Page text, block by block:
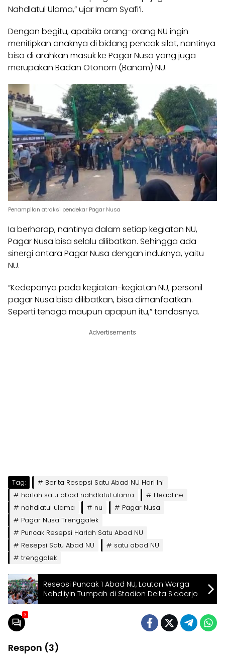
Nahdlatul Ulama,” ujar Imam Syafi’i.
Dengan begitu, apabila orang-orang NU ingin
menitipkan anaknya di bidang pencak silat, nantinya
bisa di arahkan masuk ke Pagar Nusa yang juga
merupakan Badan Otonom (Banom) NU.
Penampilan atraksi pendekar Pagar Nusa
Ia berharap, nantinya dalam setiap kegiatan NU,
Pagar Nusa bisa selalu dilibatkan. Sehingga ada
sinergi antara Pagar Nusa dengan induknya, yaitu
NU.
“Kedepanya pada kegiatan-kegiatan NU, personil
pagar Nusa bisa dilibatkan, bisa dimanfaatkan.
Seperti tenaga maupun apapun itu,” tandasnya.
Advertisements
Tag:
Berita Resepsi Satu Abad NU Hari Ini
harlah satu abad nahdlatul ulama
Headline
nahdlatul ulama
nu
Pagar Nusa
Pagar Nusa Trenggalek
Puncak Resepsi Harlah Satu Abad NU
Resepsi Satu Abad NU
satu abad NU
trenggalek
Resepsi Puncak 1 Abad NU, Lautan Warga
Nahdliyin Tumpah di Stadion Delta Sidoarjo
3
Respon (3)